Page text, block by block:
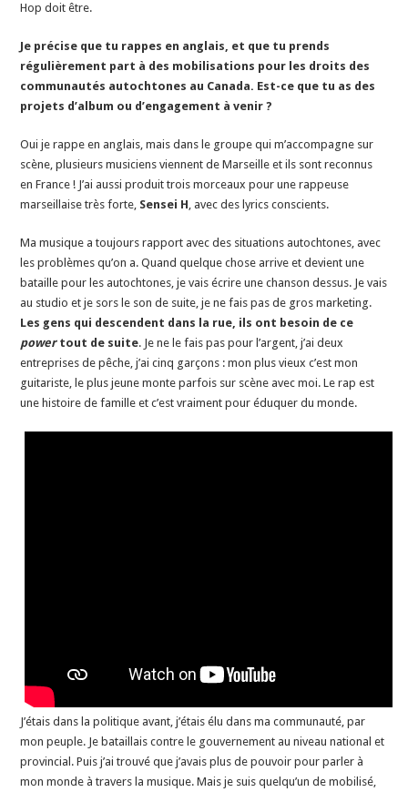
Hop doit être.
Je précise que tu rappes en anglais, et que tu prends
régulièrement part à des mobilisations pour les droits des
communautés autochtones au Canada. Est-ce que tu as des
projets d’album ou d’engagement à venir ?
Oui je rappe en anglais, mais dans le groupe qui m’accompagne sur
scène, plusieurs musiciens viennent de Marseille et ils sont reconnus
en France ! J’ai aussi produit trois morceaux pour une rappeuse
marseillaise très forte, Sensei H, avec des lyrics conscients.
Ma musique a toujours rapport avec des situations autochtones, avec
les problèmes qu’on a. Quand quelque chose arrive et devient une
bataille pour les autochtones, je vais écrire une chanson dessus. Je vais
au studio et je sors le son de suite, je ne fais pas de gros marketing.
Les gens qui descendent dans la rue, ils ont besoin de ce
powertout de suite. Je ne le fais pas pour l’argent, j’ai deux
entreprises de pêche, j’ai cinq garçons : mon plus vieux c’est mon
guitariste, le plus jeune monte parfois sur scène avec moi. Le rap est
une histoire de famille et c’est vraiment pour éduquer du monde.
J’étais dans la politique avant, j’étais élu dans ma communauté, par
mon peuple. Je bataillais contre le gouvernement au niveau national et
provincial. Puis j’ai trouvé que j’avais plus de pouvoir pour parler à
mon monde à travers la musique. Mais je suis quelqu’un de mobilisé,